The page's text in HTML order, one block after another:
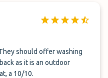
as it is an outdoor
a 10/10.